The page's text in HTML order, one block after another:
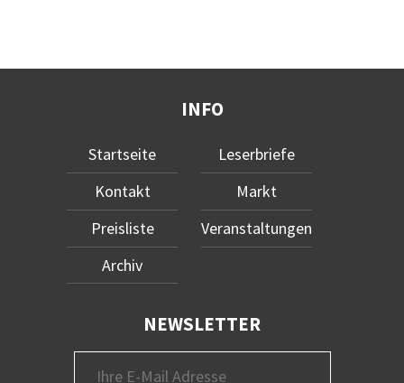
INFO
Startseite
Kontakt
Preisliste
Archiv
Leserbriefe
Markt
Veranstaltungen
NEWSLETTER